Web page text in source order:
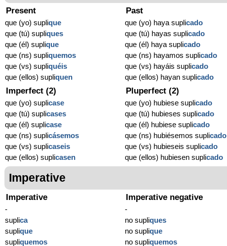
Present
que (yo) suplique
que (tú) supliques
que (él) suplique
que (ns) supliquemos
que (vs) supliquéis
que (ellos) supliquen
Past
que (yo) haya suplicado
que (tú) hayas suplicado
que (él) haya suplicado
que (ns) hayamos suplicado
que (vs) hayáis suplicado
que (ellos) hayan suplicado
Imperfect (2)
que (yo) suplicase
que (tú) suplicases
que (él) suplicase
que (ns) suplicásemos
que (vs) suplicaseis
que (ellos) suplicasen
Pluperfect (2)
que (yo) hubiese suplicado
que (tú) hubieses suplicado
que (él) hubiese suplicado
que (ns) hubiésemos suplicado
que (vs) hubieseis suplicado
que (ellos) hubiesen suplicado
Imperative
Imperative
-
suplica
suplique
supliquemos
Imperative negative
-
no supliques
no suplique
no supliquemos